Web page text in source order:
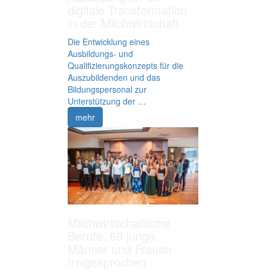
Die Entwicklung eines
Ausbildungs- und
Qualifizierungskonzepts für die
Auszubildenden und das
Bildungspersonal zur
Unterstützung der …
mehr